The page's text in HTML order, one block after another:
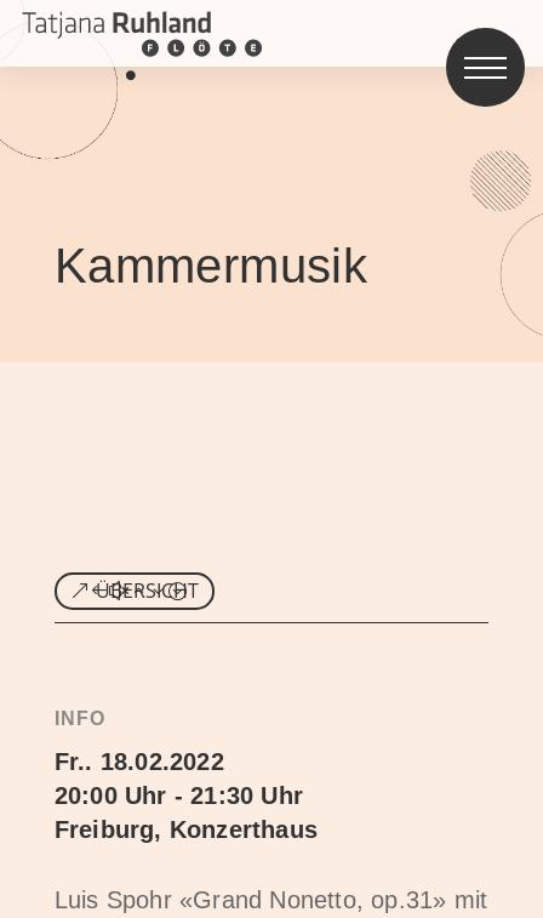
Kammermusik
ÜBERSICHT
INFO
Fr.. 18.02.2022
20:00 Uhr - 21:30 Uhr
Freiburg, Konzerthaus
Luis Spohr «Grand Nonetto, op.31» mit